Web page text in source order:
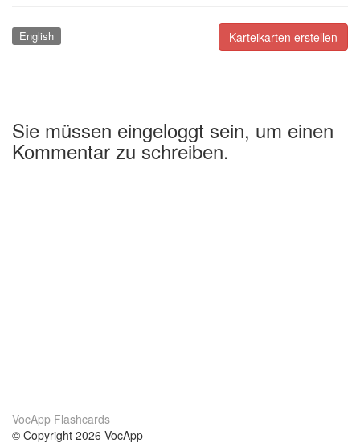
Karteikarten erstellen
English
Sie müssen eingeloggt sein, um einen
Kommentar zu schreiben.
VocApp Flashcards
© Copyright 2026 VocApp